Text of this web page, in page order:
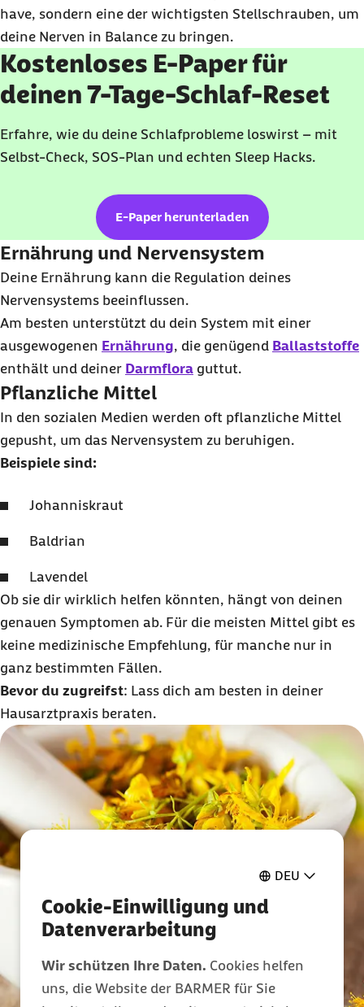
DEU
Cookie-Einwilligung und
Datenverarbeitung
Wir schützen Ihre Daten. Cookies helfen
uns, die Website der BARMER für Sie
have, sondern eine der wichtigsten Stellschrauben, um
deine Nerven in Balance zu bringen.
Kostenloses E-Paper für
deinen 7-Tage-Schlaf-Reset
Erfahre, wie du deine Schlafprobleme loswirst – mit
Selbst-Check, SOS-Plan und echten Sleep Hacks.
E-Paper herunterladen
Ernährung und Nervensystem
Deine Ernährung kann die Regulation deines
Nervensystems beeinflussen.
Am besten unterstützt du dein System mit einer
ausgewogenen Ernährung, die genügend Ballaststoffe
enthält und deiner Darmflora guttut.
Pflanzliche Mittel
In den sozialen Medien werden oft pflanzliche Mittel
gepusht, um das Nervensystem zu beruhigen.
Beispiele sind:
Johanniskraut
Baldrian
Lavendel
Ob sie dir wirklich helfen könnten, hängt von deinen
genauen Symptomen ab. Für die meisten Mittel gibt es
keine medizinische Empfehlung, für manche nur in
ganz bestimmten Fällen.
Bevor du zugreifst: Lass dich am besten in deiner
Hausarztpraxis beraten.